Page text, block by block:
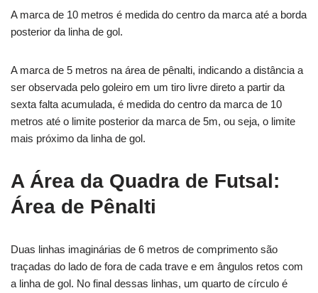
A marca de 10 metros é medida do centro da marca até a borda
posterior da linha de gol.
A marca de 5 metros na área de pênalti, indicando a distância a
ser observada pelo goleiro em um tiro livre direto a partir da
sexta falta acumulada, é medida do centro da marca de 10
metros até o limite posterior da marca de 5m, ou seja, o limite
mais próximo da linha de gol.
A Área da Quadra de Futsal:
Área de Pênalti
Duas linhas imaginárias de 6 metros de comprimento são
traçadas do lado de fora de cada trave e em ângulos retos com
a linha de gol. No final dessas linhas, um quarto de círculo é